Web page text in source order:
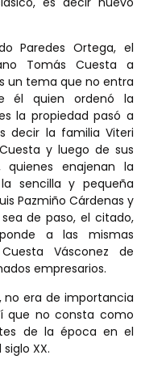
Paredes Ortega, el
Tomás Cuesta a
un tema que no entra
él quien ordenó la
la propiedad pasó a
decir la familia Viteri
y luego de sus
quienes enajenan la
sencilla y pequeña
Pazmiño Cárdenas y
de paso, el citado,
a las mismas
Vásconez de
empresarios.
no era de importancia
que no consta como
de la época en el
XX.